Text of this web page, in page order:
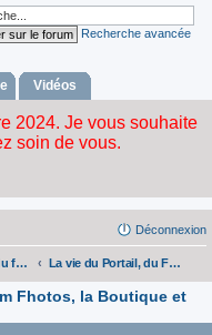
Recherche avancée
Vidéos
Déconnexion
La vie du Portail, du forum, de l'album photos, la boutique et des videos. La vie du Portail, du Forum, de l'album Fhotos, la Boutique et des Videos.
Fhotos, la Boutique et